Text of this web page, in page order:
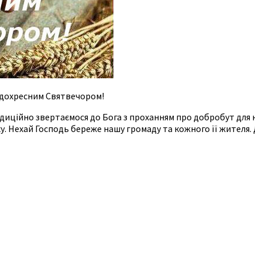
Святвечором!
звертаємося до Бога з проханням про добробут для
Нехай Господь береже нашу громаду та кожного її